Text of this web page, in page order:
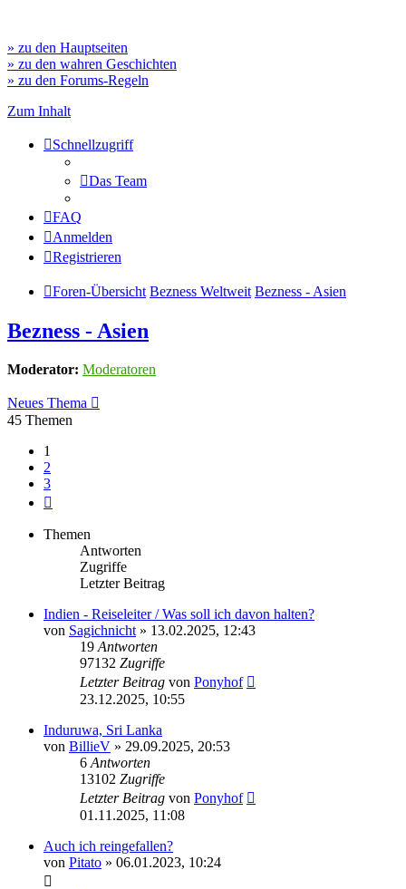
» zu den Hauptseiten
» zu den wahren Geschichten
» zu den Forums-Regeln
Zum Inhalt
Schnellzugriff
Das Team
FAQ
Anmelden
Registrieren
Foren-Übersicht Bezness Weltweit Bezness - Asien
Bezness - Asien
Moderator: Moderatoren
Neues Thema
45 Themen
1
2
3
Themen
Antworten
Zugriffe
Letzter Beitrag
Indien - Reiseleiter / Was soll ich davon halten?
von Sagichnicht » 13.02.2025, 12:43
19 Antworten
97132 Zugriffe
Letzter Beitrag von Ponyhof
23.12.2025, 10:55
Induruwa, Sri Lanka
von BillieV » 29.09.2025, 20:53
6 Antworten
13102 Zugriffe
Letzter Beitrag von Ponyhof
01.11.2025, 11:08
Auch ich reingefallen?
von Pitato » 06.01.2023, 10:24